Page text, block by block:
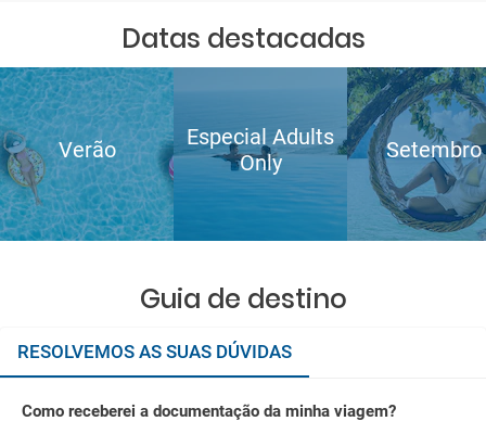
Datas destacadas
Verão
Especial Adults
Only
Setembro
Guia de destino
RESOLVEMOS AS SUAS DÚVIDAS
Como receberei a documentação da minha viagem?